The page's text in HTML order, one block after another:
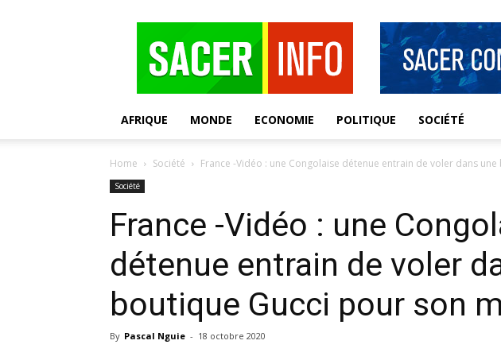
AFRIQUE MONDE ECONOMIE POLITIQUE SOCIÉTÉ
Home Société France -Vidéo : une Congolaise détenue entrain de voler dans une
Société
France -Vidéo : une
détenue entrain de voler
boutique Gucci pour son
By Pascal Nguie - 18 octobre 2020